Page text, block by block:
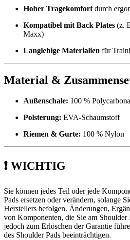
Hoher Tragekomfortdurch
Kompatibel mit Back Plates (z.
Maxx)
Langlebige Materialien für
Material &
Außenschale: 100 %
Polsterung: EVA-Schaumstoff
Riemen & Gurte: 100 % Nylon
❗ WICHTIG
Sie können jedes Teil oder jede
Pads ersetzen oder verändern, solange
Herstellers befolgen. Änderungen,
von Komponenten, die Sie am Shoulder
jedoch zum Erlöschen der Garantie
des Shoulder Pads beeinträchtigen.